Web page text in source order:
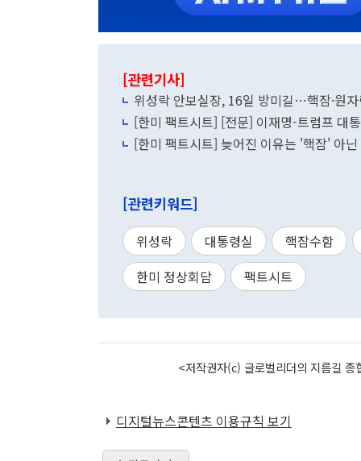
[관련기사]
위성락 안보실장, 16일 방미길…핵잠·원
[한미 팩트시트] [전문] 이재명-트럼프 대
[한미 팩트시트] 늦어진 이유는 '핵잠' 아
[관련키워드]
위성락 대통령실
핵잠수함
한미 정상회담
팩트시트
<저작권자(c) 글로벌리더의 지름길
디지털뉴스콘텐츠 이용규칙 보기